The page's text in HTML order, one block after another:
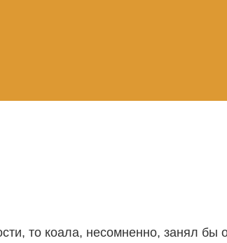
то коала, несомненно, занял